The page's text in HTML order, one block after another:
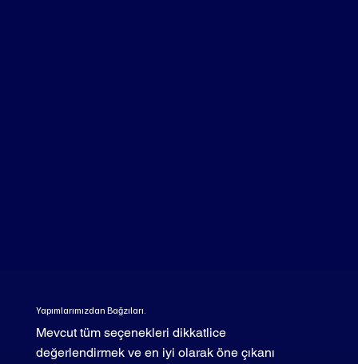
Yapımlarımızdan Bağzıları.
Mevcut tüm seçenekleri dikkatlice
değerlendirmek ve en iyi olarak öne çıkanı